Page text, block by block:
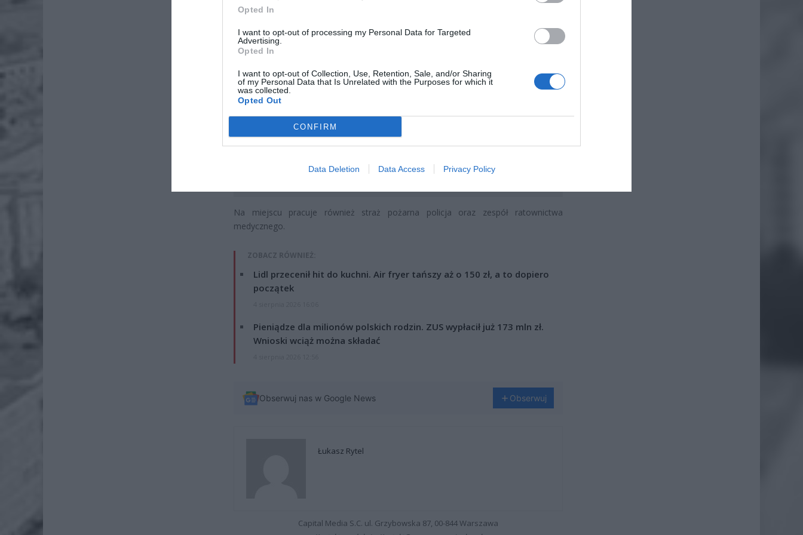
Opted In
I want to opt-out of processing my Personal Data for Targeted
Advertising.
Opted In
I want to opt-out of Collection, Use, Retention, Sale, and/or Sharing
of my Personal Data that Is Unrelated with the Purposes for which it
was collected.
Opted Out
CONFIRM
Data Deletion Data Access Privacy Policy
Na miejscu pracuje również straż pożarna policja oraz zespół ratownictwa
medycznego.
ZOBACZ RÓWNIEŻ:
Lidl przecenił hit do kuchni. Air fryer tańszy aż o 150 zł, a to dopiero
początek
Pieniądze dla milionów polskich rodzin. ZUS wypłacił już 173 mln zł.
Wnioski wciąż można składać
Obserwuj nas w Google News Obserwuj
Łukasz Rytel
Capital Media S.C. ul. Grzybowska 87, 00-844 Warszawa